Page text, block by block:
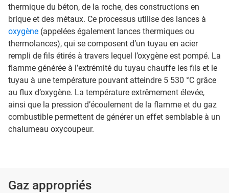
thermique du béton, de la roche, des constructions en
brique et des métaux. Ce processus utilise des lances à
oxygène (appelées également lances thermiques ou
thermolances), qui se composent d’un tuyau en acier
rempli de fils étirés à travers lequel l’oxygène est pompé. La
flamme générée à l’extrémité du tuyau chauffe les fils et le
tuyau à une température pouvant atteindre 5 530 °C grâce
au flux d’oxygène. La température extrêmement élevée,
ainsi que la pression d’écoulement de la flamme et du gaz
combustible permettent de générer un effet semblable à un
chalumeau oxycoupeur.
Gaz appropriés